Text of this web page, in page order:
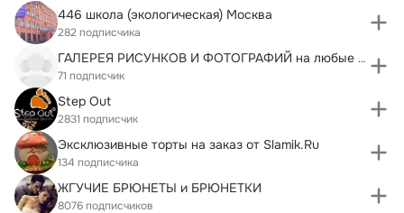
446 школа (экологическая) Москва
282 подписчика
ГАЛЕРЕЯ РИСУНКОВ И ФОТОГРАФИЙ на любые темы
71 подписчик
Step Out
2831 подписчик
Эксклюзивные торты на заказ от Slamik.Ru
134 подписчика
ЖГУЧИЕ БРЮНЕТЫ и БРЮНЕТКИ
8076 подписчиков